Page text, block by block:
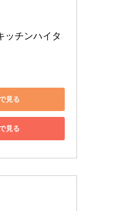
ッチンハイタ
見る
見る